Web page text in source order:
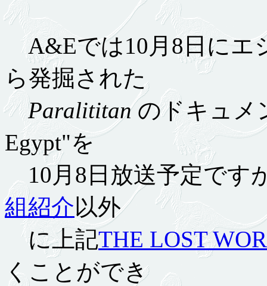
A&Eでは10月8日にエ
ら発掘された
Paralititanのドキュメ
Egypt"を
10月8日放送予定です
組紹介以外
に上記THE LOST
くことができ